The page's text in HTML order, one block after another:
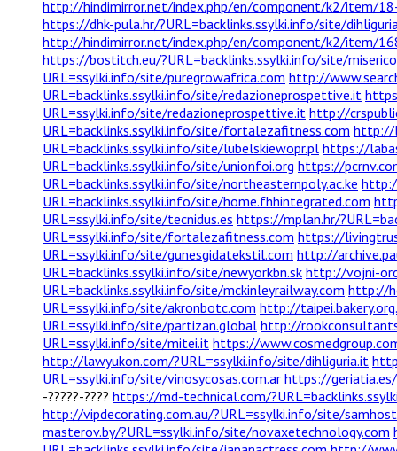
http://hindimirror.net/index.php/en/component/k2/item/
https://dhk-pula.hr/?URL=backlinks.ssylki.info/site/
http://hindimirror.net/index.php/en/component/k2/item/
https://bostitch.eu/?URL=backlinks.ssylki.info/site/
URL=ssylki.info/site/puregrowafrica.com http://
URL=backlinks.ssylki.info/site/redazioneprospettive.it
URL=ssylki.info/site/redazioneprospettive.it http://
URL=backlinks.ssylki.info/site/fortalezafitness.com http://
URL=backlinks.ssylki.info/site/lubelskiewopr.pl https://
URL=backlinks.ssylki.info/site/unionfoi.org https://
URL=backlinks.ssylki.info/site/northeasternpoly.ac.ke
URL=backlinks.ssylki.info/site/home.fhhintegrated.com
URL=ssylki.info/site/tecnidus.es https://mplan.hr/
URL=ssylki.info/site/fortalezafitness.com https://
URL=ssylki.info/site/gunesgidatekstil.com http://
URL=backlinks.ssylki.info/site/newyorkbn.sk http://vojni-
URL=backlinks.ssylki.info/site/mckinleyrailway.com http://
URL=ssylki.info/site/akronbotc.com http://
URL=ssylki.info/site/partizan.global http://
URL=ssylki.info/site/mitei.it https://
http://lawyukon.com/?URL=ssylki.info/site/dihliguria.it
URL=ssylki.info/site/vinosycosas.com.ar https://
-?????-???? https://md-technical.com/
http://vipdecorating.com.au/?URL=ssylki.info/site/
masterov.by/?URL=ssylki.info/site/novaxetechnology.com